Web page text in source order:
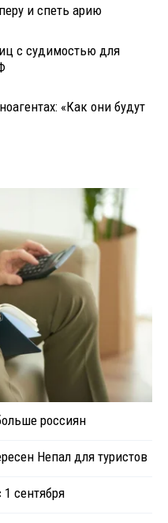
и спеть арию
с судимостью для
«Как они будут
россиян
Непал для туристов
1 сентября